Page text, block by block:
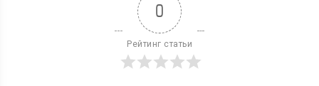
0
Рейтинг статьи